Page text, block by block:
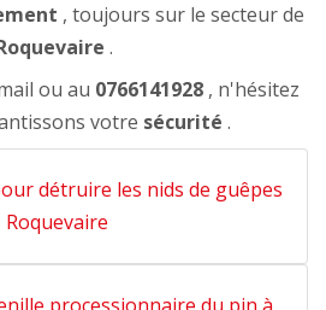
, toujours sur le secteur de
.
ou au 0766141928, n'hésitez
votre sécurité .
détruire les nids de guêpes
Roquevaire